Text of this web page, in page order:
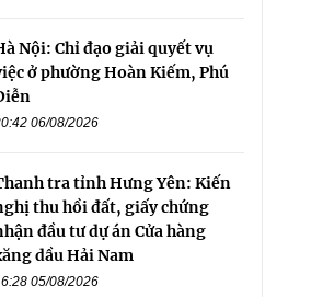
Nội: Chỉ đạo giải quyết vụ
ở phường Hoàn Kiếm, Phú
06/08/2026
tra tỉnh Hưng Yên: Kiến
thu hồi đất, giấy chứng
đầu tư dự án Cửa hàng
dầu Hải Nam
05/08/2026